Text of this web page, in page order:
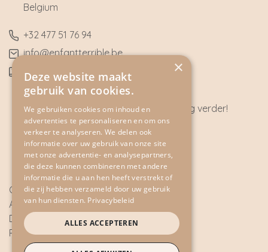
​Belgium
​+32 477 51 76 94
​info@enfantterrible.be
BE0636790746
Heeft u vragen? Wij helpen u graag verder!
CONTACT
Cookie Policy
Algemene voorwaarden
Disclaimer
Privacy Policy
×
Deze website maakt
gebruik van cookies.
We gebruiken cookies om inhoud en
advertenties te personaliseren en om ons
verkeer te analyseren. We delen ook
informatie over uw gebruik van onze site
met onze advertentie- en analysepartners,
die deze kunnen combineren met andere
informatie die u aan hen heeft verstrekt of
die zij hebben verzameld door uw gebruik
van hun diensten. Privacybeleid
ALLES ACCEPTEREN